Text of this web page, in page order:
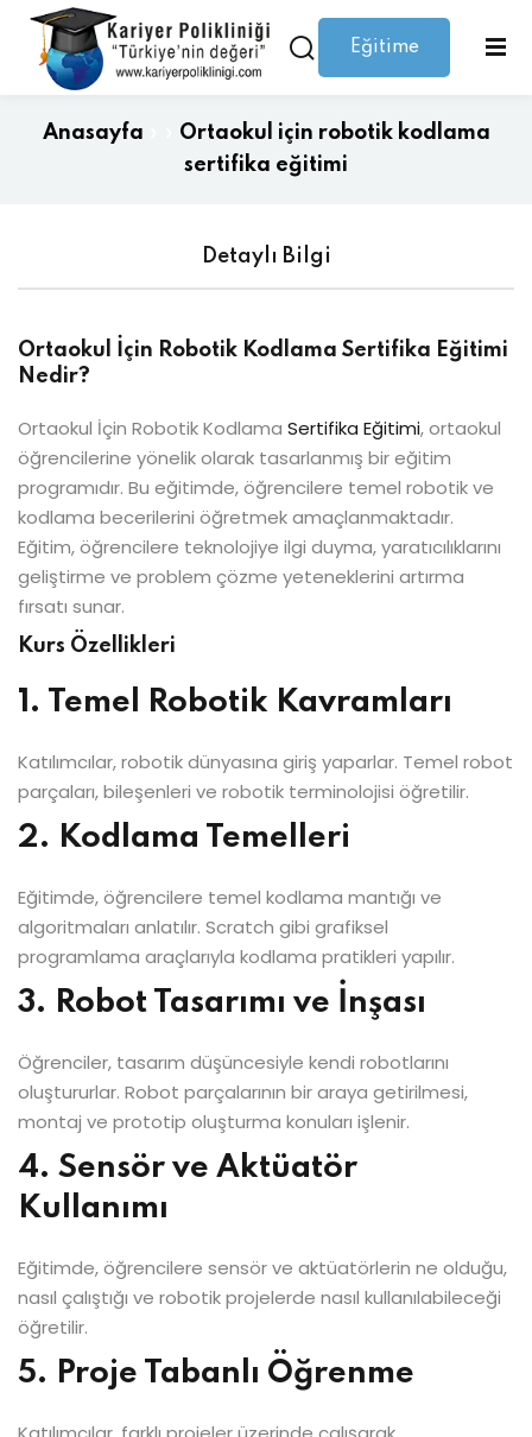
Eğitime
Anasayfa
Ortaokul için robotik kodlama
sertifika eğitimi
Detaylı Bilgi
Ortaokul İçin Robotik Kodlama Sertifika Eğitimi
Nedir?
Ortaokul İçin Robotik Kodlama Sertifika Eğitimi, ortaokul
öğrencilerine yönelik olarak tasarlanmış bir eğitim
programıdır. Bu eğitimde, öğrencilere temel robotik ve
kodlama becerilerini öğretmek amaçlanmaktadır.
Eğitim, öğrencilere teknolojiye ilgi duyma, yaratıcılıklarını
geliştirme ve problem çözme yeteneklerini artırma
fırsatı sunar.
Kurs Özellikleri
1. Temel Robotik Kavramları
Katılımcılar, robotik dünyasına giriş yaparlar. Temel robot
parçaları, bileşenleri ve robotik terminolojisi öğretilir.
2. Kodlama Temelleri
Eğitimde, öğrencilere temel kodlama mantığı ve
algoritmaları anlatılır. Scratch gibi grafiksel
programlama araçlarıyla kodlama pratikleri yapılır.
3. Robot Tasarımı ve İnşası
Öğrenciler, tasarım düşüncesiyle kendi robotlarını
oluştururlar. Robot parçalarının bir araya getirilmesi,
montaj ve prototip oluşturma konuları işlenir.
4. Sensör ve Aktüatör
Kullanımı
Eğitimde, öğrencilere sensör ve aktüatörlerin ne olduğu,
nasıl çalıştığı ve robotik projelerde nasıl kullanılabileceği
öğretilir.
5. Proje Tabanlı Öğrenme
Giriş yap Kaydolmak
Giriş yap
Hesabınız yok mu?Kaydolmak